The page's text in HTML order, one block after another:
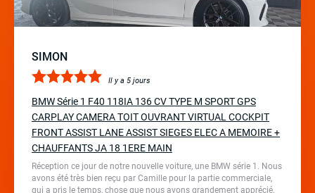
SIMON
Il y a 5 jours
BMW Série 1 F40 118IA 136 CV TYPE M SPORT GPS
CARPLAY CAMERA TOIT OUVRANT VIRTUAL COCKPIT
FRONT ASSIST LANE ASSIST SIEGES ELEC A MEMOIRE +
CHAUFFANTS JA 18 1ERE MAIN
Réception ce jour de notre nouvelle voiture, une BMW série 1. Nous
avons été très bien reçu par Camille pour la partie commerciale,
qui a pris le temps, chose que nous avons grandement apprécié.